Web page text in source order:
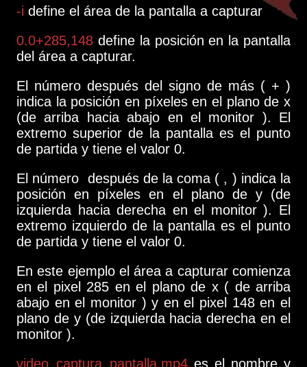
-i define el área de la pantalla a capturar
0.0+285,148 define la posición en la pantalla
del área a capturar.
El número después del signo de más ( + )
indica la posición en píxeles en el plano de x
(de arriba hacia abajo en el monitor ). El
extremo superior de la pantalla es el punto
de partida y tiene el valor 0.
El número después de la coma ( , ) indica la
posición en píxeles en el plano de y (de
izquierda hacia derecha en el monitor ). El
extremo izquierdo de la pantalla es el punto
de partida y tiene el valor 0.
En este ejemplo el área a capturar comienza
en el pixel 285 en el plano de x ( de arriba
abajo en el monitor ) y en el pixel 148 en el
plano de y (de izquierda hacia derecha en el
monitor ).
video_captura_pantalla.mp4 es el nombre y